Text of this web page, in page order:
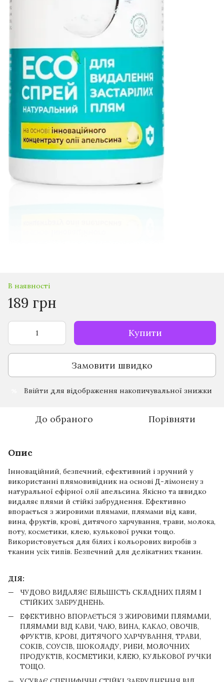
В наявності
189 грн
Купити
Замовити швидко
Ввійти для відображення накопичувальної знижки
До обраного Порівняти
Опис
Інноваційний, безпечний, ефективний і зручний у
використанні плямовивідник на основі Д-лімонену з
натуральної ефірної олії апельсина. Якісно та швидко
видаляє плями й стійкі забруднення. Ефективно
впорається з жировими плямами, плямами від кави,
вина, фруктів, крові, дитячого харчування, трави, молока,
поту, косметики, клею, кулькової ручки тощо.
Використовується для білих і кольорових виробів з
тканин усіх типів. Безпечний для делікатних тканин.
ДІЯ:
ЧУДОВО ВИДАЛЯЄ БІЛЬШІСТЬ СКЛАДНИХ ПЛЯМ І
СТІЙКИХ ЗАБРУДНЕНЬ.
ЕФЕКТИВНО ВПОРАЄТЬСЯ З ЖИРОВИМИ ПЛЯМАМИ,
ПЛЯМАМИ ВІД КАВИ, ЧАЮ, ВИНА, КАКАО, ОВОЧІВ,
ФРУКТІВ, КРОВІ, ДИТЯЧОГО ХАРЧУВАННЯ, ТРАВИ,
СОКІВ, СОУСІВ, ШОКОЛАДУ, РИБИ, МОЛОЧНИХ
ПРОДУКТІВ, КОСМЕТИКИ, КЛЕЮ, КУЛЬКОВОЇ РУЧКИ
ТОЩО.